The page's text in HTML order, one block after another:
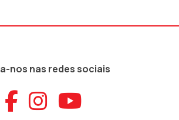
nos nas redes sociais
Aceder ao
Aceder ao
Aceder